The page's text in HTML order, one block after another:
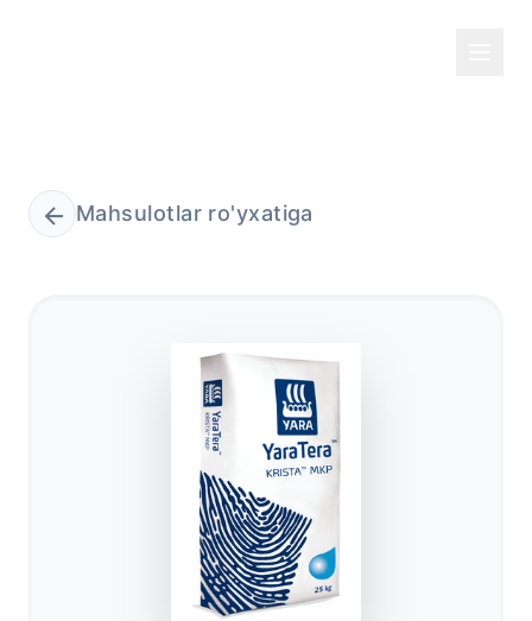
Mahsulotlar ro'yxatiga